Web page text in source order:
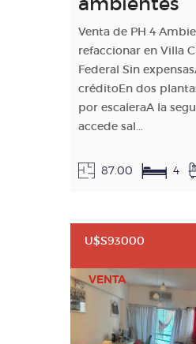
Venta de PH 4
refaccionar en Villa
Federal Sin
créditoEn dos
por escaleraA la
accede sal...
87.00 4
U$S93000
VENTA